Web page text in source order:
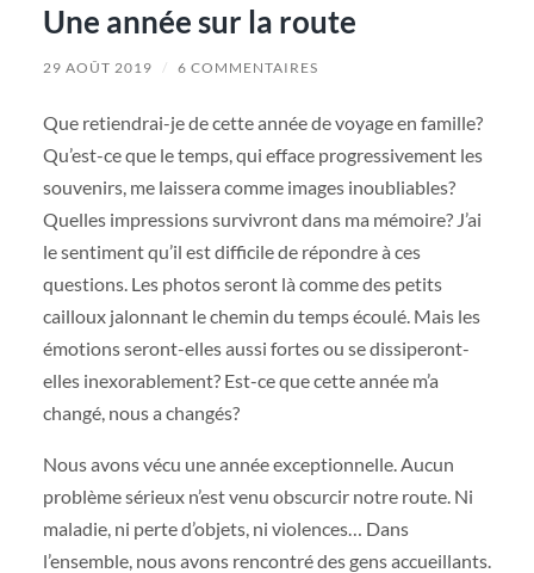
Une année sur la route
29 AOÛT 2019 / 6 COMMENTAIRES
Que retiendrai-je de cette année de voyage en famille?
Qu’est-ce que le temps, qui efface progressivement les
souvenirs, me laissera comme images inoubliables?
Quelles impressions survivront dans ma mémoire? J’ai
le sentiment qu’il est difficile de répondre à ces
questions. Les photos seront là comme des petits
cailloux jalonnant le chemin du temps écoulé. Mais les
émotions seront-elles aussi fortes ou se dissiperont-
elles inexorablement? Est-ce que cette année m’a
changé, nous a changés?
Nous avons vécu une année exceptionnelle. Aucun
problème sérieux n’est venu obscurcir notre route. Ni
maladie, ni perte d’objets, ni violences… Dans
l’ensemble, nous avons rencontré des gens accueillants.